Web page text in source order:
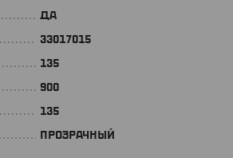
ДА
33017015
135
900
135
ПРОЗРАЧНЫЙ